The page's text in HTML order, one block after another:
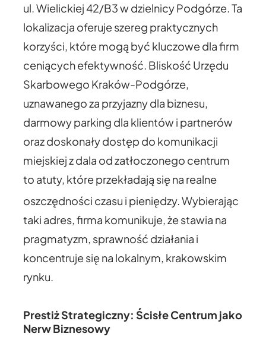
ul. Wielickiej 42/B3 w dzielnicy Podgórze.Ta
lokalizacja oferuje szereg praktycznych
korzyści, które mogą być kluczowe dla firm
ceniących efektywność. Bliskość Urzędu
Skarbowego Kraków-Podgórze,
uznawanego za przyjazny dla biznesu,
darmowy parking dla klientów i partnerów
oraz doskonały dostęp do komunikacji
miejskiej z dala od zatłoczonego centrum
to atuty, które przekładają się na realne
oszczędności czasu i pieniędzy.Wybierając
taki adres, firma komunikuje, że stawia na
pragmatyzm, sprawność działania i
koncentruje się na lokalnym, krakowskim
rynku.
Prestiż Strategiczny: Ścisłe Centrum jako
Nerw Biznesowy